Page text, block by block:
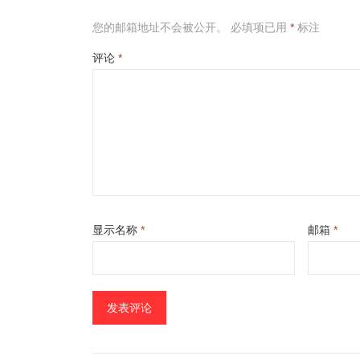
您的邮箱地址不会被公开。 必填项已用 *标注
评论 *
显示名称 * 邮箱*